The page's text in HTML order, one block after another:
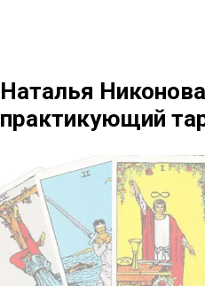
Наталья
практикующий